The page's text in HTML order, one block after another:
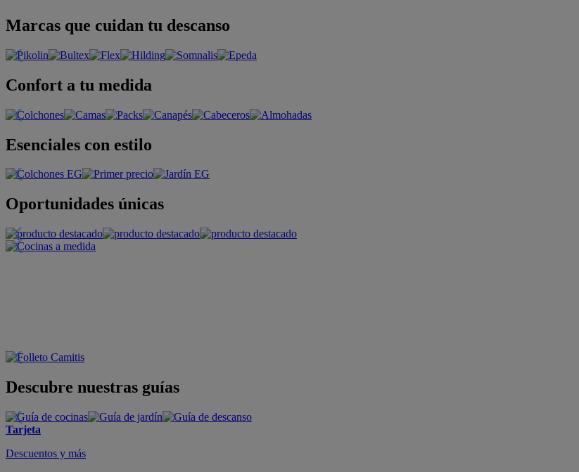
Marcas que cuidan tu descanso
Confort a tu medida
Esenciales con estilo
Oportunidades únicas
Descubre nuestras guías
Tarjeta
Descuentos y más